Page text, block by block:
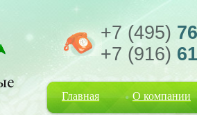
+7 (495)
+7 (916)
Главная О компании